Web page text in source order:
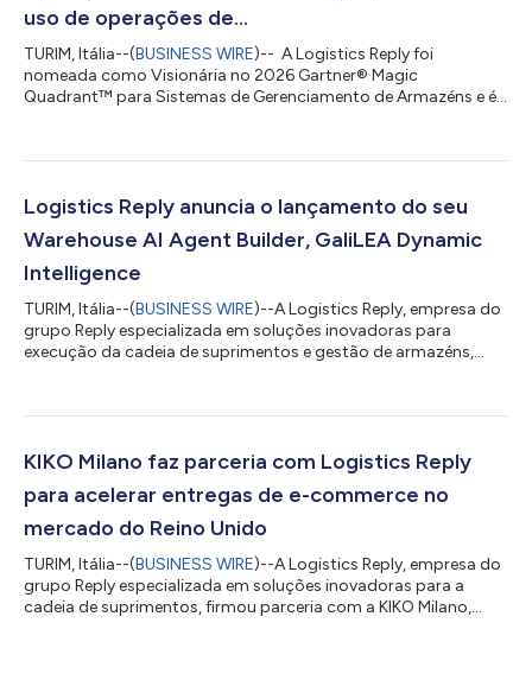
uso de operações de...
TURIM, Itália--(BUSINESS WIRE)-- A Logistics Reply foi
nomeada como Visionária no 2026 Gartner® Magic
Quadrant™ para Sistemas de Gerenciamento de Armazéns e é
no Gartner® Critical Capabilities Report A Logistics Reply,
inovadoras para a execução da cadeia de suprimentos, tem o
orgulho de anunciar seu reconhecimento como Vis...
Logistics Reply anuncia o lançamento do seu
Warehouse AI Agent Builder, GaliLEA Dynamic
Intelligence
TURIM, Itália--(BUSINESS WIRE)--A Logistics Reply, empresa do
grupo Reply especializada em soluções inovadoras para
execução da cadeia de suprimentos e gestão de armazéns,
inteligência artificial agentic, nativamente integrada à
à execução de armazéns e supply chain. Desenvolvida para dar
suporte a operações de arma...
KIKO Milano faz parceria com Logistics Reply
para acelerar entregas de e-commerce no
mercado do Reino Unido
TURIM, Itália--(BUSINESS WIRE)--A Logistics Reply, empresa do
grupo Reply especializada em soluções inovadoras para a
cadeia de suprimentos, firmou parceria com a KIKO Milano,